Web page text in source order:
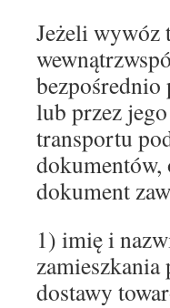
Jeżeli wywóz
lub przez
transportu
dokument
1) imię i
dostawy